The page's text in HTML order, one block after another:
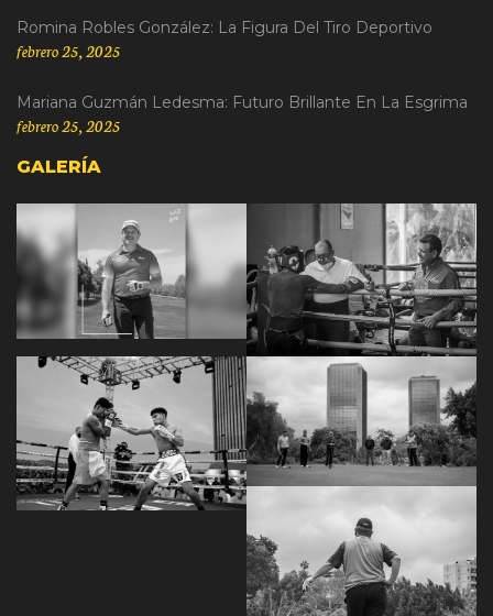
Romina Robles González: La Figura Del Tiro Deportivo
febrero 25, 2025
Mariana Guzmán Ledesma: Futuro Brillante En La Esgrima
febrero 25, 2025
GALERÍA